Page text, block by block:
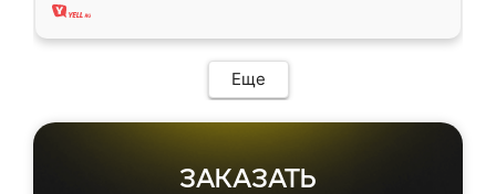
Еще
ЗАКАЗАТЬ